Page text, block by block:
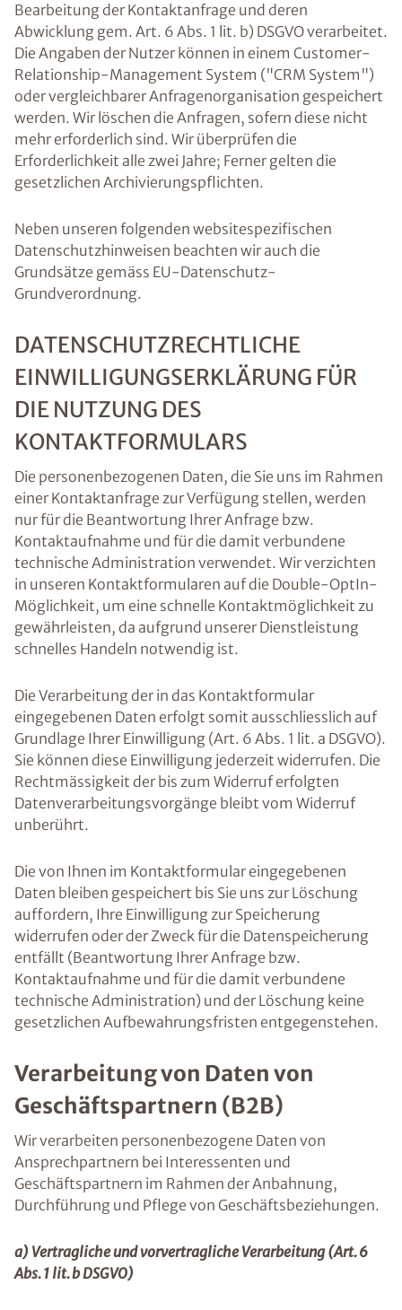
Bearbeitung der Kontaktanfrage und deren
Abwicklung gem. Art. 6 Abs. 1 lit. b) DSGVO verarbeitet.
Die Angaben der Nutzer können in einem Customer-
Relationship-Management System ("CRM System")
oder vergleichbarer Anfragenorganisation gespeichert
werden. Wir löschen die Anfragen, sofern diese nicht
mehr erforderlich sind. Wir überprüfen die
Erforderlichkeit alle zwei Jahre; Ferner gelten die
gesetzlichen Archivierungspflichten.
Neben unseren folgenden websitespezifischen
Datenschutzhinweisen beachten wir auch die
Grundsätze gemäss EU-Datenschutz-
Grundverordnung.
DATENSCHUTZRECHTLICHE
EINWILLIGUNGSERKLÄRUNG FÜR
DIE NUTZUNG DES
KONTAKTFORMULARS
Die personenbezogenen Daten, die Sie uns im Rahmen
einer Kontaktanfrage zur Verfügung stellen, werden
nur für die Beantwortung Ihrer Anfrage bzw.
Kontaktaufnahme und für die damit verbundene
technische Administration verwendet. Wir verzichten
in unseren Kontaktformularen auf die Double-OptIn-
Möglichkeit, um eine schnelle Kontaktmöglichkeit zu
gewährleisten, da aufgrund unserer Dienstleistung
schnelles Handeln notwendig ist.
Die Verarbeitung der in das Kontaktformular
eingegebenen Daten erfolgt somit ausschliesslich auf
Grundlage Ihrer Einwilligung (Art. 6 Abs. 1 lit. a DSGVO).
Sie können diese Einwilligung jederzeit widerrufen. Die
Rechtmässigkeit der bis zum Widerruf erfolgten
Datenverarbeitungsvorgänge bleibt vom Widerruf
unberührt.
Die von Ihnen im Kontaktformular eingegebenen
Daten bleiben gespeichert bis Sie uns zur Löschung
auffordern, Ihre Einwilligung zur Speicherung
widerrufen oder der Zweck für die Datenspeicherung
entfällt (Beantwortung Ihrer Anfrage bzw.
Kontaktaufnahme und für die damit verbundene
technische Administration) und der Löschung keine
gesetzlichen Aufbewahrungsfristen entgegenstehen.
Verarbeitung von Daten von
Geschäftspartnern (B2B)
Wir verarbeiten personenbezogene Daten von
Ansprechpartnern bei Interessenten und
Geschäftspartnern im Rahmen der Anbahnung,
Durchführung und Pflege von Geschäftsbeziehungen.
a) Vertragliche und vorvertragliche Verarbeitung (Art. 6
Abs. 1 lit. b DSGVO)